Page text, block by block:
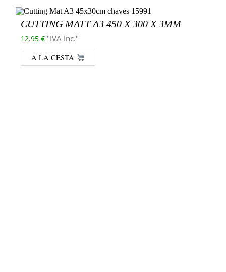
CUTTING MATT A3 450 X 300 X 3MM
12.95 € "IVA Inc."
A LA CESTA